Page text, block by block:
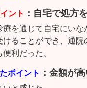
ント ：自宅で処方
療を通じて自宅にいな
けることができ、通院
利だった。
ポイント ：金額が